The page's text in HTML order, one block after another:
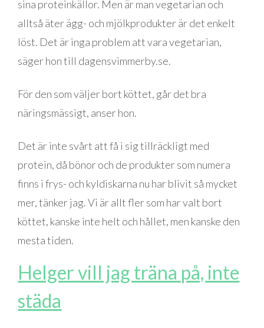
sina proteinkällor. Men är man vegetarian och
alltså äter ägg- och mjölkprodukter är det enkelt
löst. Det är inga problem att vara vegetarian,
säger hon till dagensvimmerby.se.
För den som väljer bort köttet, går det bra
näringsmässigt, anser hon.
Det är inte svårt att få i sig tillräckligt med
protein, då bönor och de produkter som numera
finns i frys- och kyldiskarna nu har blivit så mycket
mer, tänker jag. Vi är allt fler som har valt bort
köttet, kanske inte helt och hållet, men kanske den
mesta tiden.
Helger vill jag träna på, inte
städa